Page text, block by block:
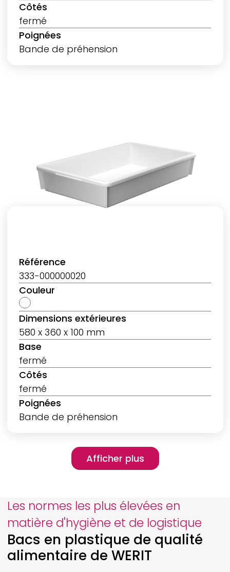
Côtés
fermé
Poignées
Bande de préhension
Référence
333-000000020
Couleur
Dimensions extérieures
580 x 360 x 100 mm
Base
fermé
Côtés
fermé
Poignées
Bande de préhension
Pagination
Afficher plus
Afficher plus
Les normes les plus élevées en
matière d'hygiène et de logistique
Bacs en plastique de qualité
alimentaire de WERIT